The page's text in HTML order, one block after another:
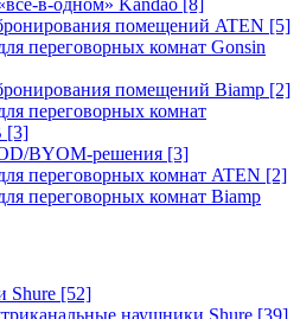
в-одном» Kandao [8]
помещений ATEN [5]
переговорных комнат Gonsin
помещений Biamp [2]
переговорных комнат
[3]
BYOM-решения [3]
переговорных комнат ATEN [2]
переговорных комнат Biamp
Shure [52]
наушники Shure [39]